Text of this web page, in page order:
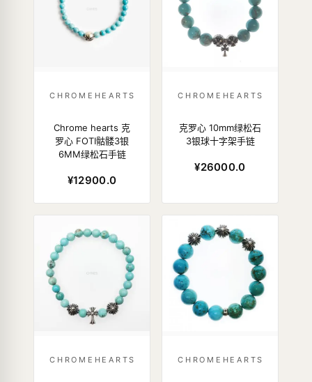
CHROMEHEARTS
Chrome hearts 克
罗心 FOTI骷髅3银
6MM绿松石手链
¥12900.0
CHROMEHEARTS
克罗心 10mm绿松石
3银球十字架手链
¥26000.0
CHROMEHEARTS CHROMEHEARTS